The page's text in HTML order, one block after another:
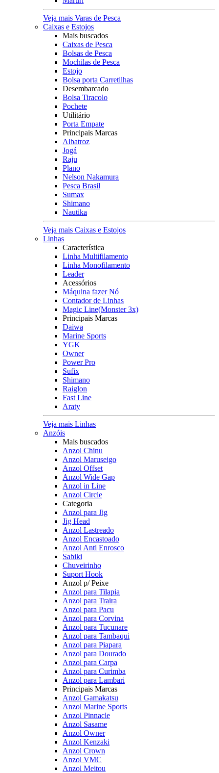
Veja mais Varas de Pesca
Caixas e Estojos
Mais buscados
Caixas de Pesca
Bolsas de Pesca
Mochilas de Pesca
Estojo
Bolsa porta Carretilhas
Desembarcado
Bolsa Tiracolo
Pochete
Utilitário
Porta Empate
Principais Marcas
Albatroz
Jogá
Raju
Plano
Nelson Nakamura
Pesca Brasil
Sumax
Shimano
Nautika
Veja mais Caixas e Estojos
Linhas
Característica
Linha Multifilamento
Linha Monofilamento
Leader
Acessórios
Máquina fazer Nó
Contador de Linhas
Magic Line(Monster 3x)
Principais Marcas
Daiwa
Marine Sports
YGK
Owner
Power Pro
Sufix
Shimano
Raiglon
Fast Line
Araty
Veja mais Linhas
Anzóis
Mais buscados
Anzol Chinu
Anzol Maruseigo
Anzol Offset
Anzol Wide Gap
Anzol in Line
Anzol Circle
Categoria
Anzol para Jig
Jig Head
Anzol Lastreado
Anzol Encastoado
Anzol Anti Enrosco
Sabiki
Chuveirinho
Suport Hook
Anzol p/ Peixe
Anzol para Tilapia
Anzol para Traira
Anzol para Pacu
Anzol para Corvina
Anzol para Tucunare
Anzol para Tambaqui
Anzol para Piapara
Anzol para Dourado
Anzol para Carpa
Anzol para Curimba
Anzol para Lambari
Principais Marcas
Anzol Gamakatsu
Anzol Marine Sports
Anzol Pinnacle
Anzol Sasame
Anzol Owner
Anzol Kenzaki
Anzol Crown
Anzol VMC
Anzol Meitou